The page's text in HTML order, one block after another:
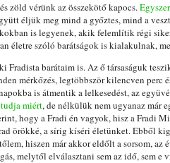
zöld vérünk az összekötő kapocs.
éljük meg mind a győztes, mind a
is legyenek, akik felemlítik régi
életre szóló barátságok is kialakulnak,
barátaim is. Az ő társaságuk
mérkőzés, legtöbbször kilencven perc
is átmentik a lelkesedést, az
miért, de nélkülük nem ugyanaz már
hogy a Fradi én vagyok, hisz a Fradi
örökké, a sírig kíséri életünket. Ebből
hiszen már akkor eldőlt a sorsom, az
melytől elválasztani sem az idő, sem e